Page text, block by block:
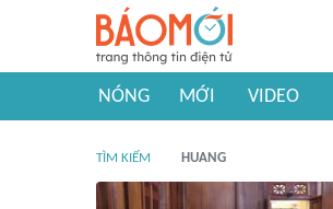
NÓNG MỚI VIDEO
TÌM KIẾM HUANG